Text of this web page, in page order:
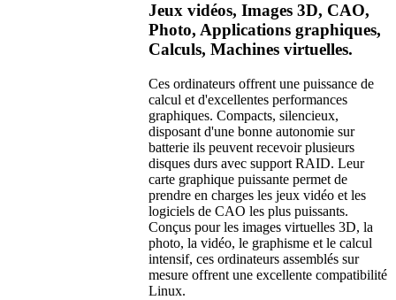
Jeux vidéos, Images 3D, CAO,
Photo, Applications graphiques,
Calculs, Machines virtuelles.
Ces ordinateurs offrent une puissance de
calcul et d'excellentes performances
graphiques. Compacts, silencieux,
disposant d'une bonne autonomie sur
batterie ils peuvent recevoir plusieurs
disques durs avec support RAID. Leur
carte graphique puissante permet de
prendre en charges les jeux vidéo et les
logiciels de CAO les plus puissants.
Conçus pour les images virtuelles 3D, la
photo, la vidéo, le graphisme et le calcul
intensif, ces ordinateurs assemblés sur
mesure offrent une excellente compatibilité
Linux.